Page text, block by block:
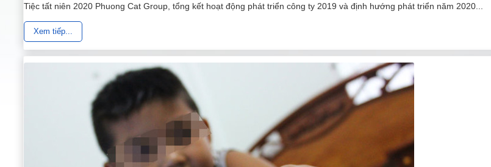
Tiệc tất niên 2020 Phuong Cat Group, tổng kết hoạt động phát triển công ty 2019 và định hướng phát triển năm 2020...
Xem tiếp...